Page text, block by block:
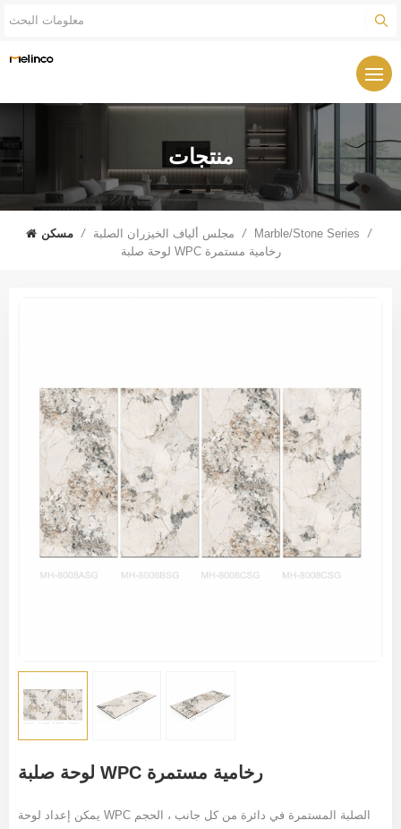
منتجات
مسكن / مجلس ألياف الخيزران الصلبة / Marble/Stone Series
/
لوحة صلبة WPC رخامية مستمرة
لوحة صلبة WPC رخامية مستمرة
يمكن إعداد لوحة WPC الصلبة المستمرة في دائرة من كل جانب ، الحجم